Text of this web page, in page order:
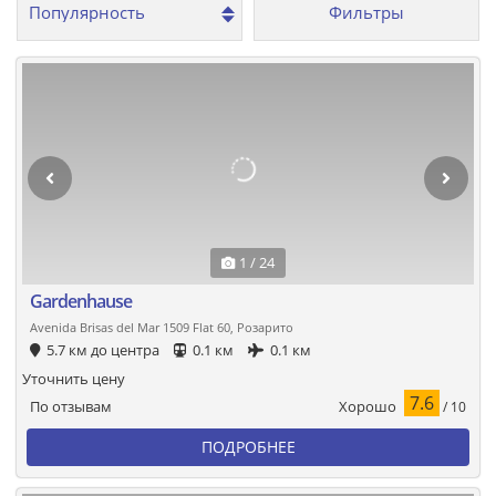
Фильтры
1 / 24
Gardenhause
Avenida Brisas del Mar 1509 Flat 60, Розарито
5.7 км до центра 0.1 км 0.1 км
По отзывам Хорошо 7.6 / 10
Уточнить цену
ПОДРОБНЕЕ